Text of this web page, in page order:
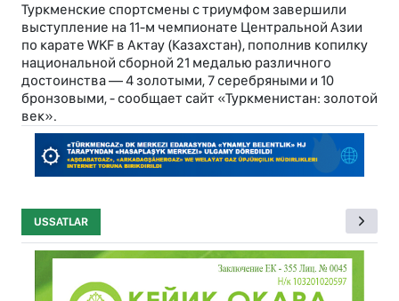
Туркменские спортсмены с триумфом завершили
выступление на 11-м чемпионате Центральной Азии
по карате WKF в Актау (Казахстан), пополнив копилку
национальной сборной 21 медалью различного
достоинства — 4 золотыми, 7 серебряными и 10
бронзовыми, - сообщает сайт «Туркменистан: золотой
век».
USSATLAR